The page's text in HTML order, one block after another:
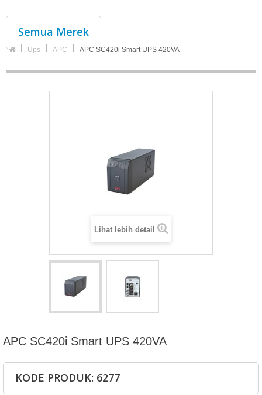
Semua Merek
Ups APC APC SC420i Smart UPS 420VA
Lihat lebih detail
APC SC420i Smart UPS 420VA
KODE PRODUK: 6277